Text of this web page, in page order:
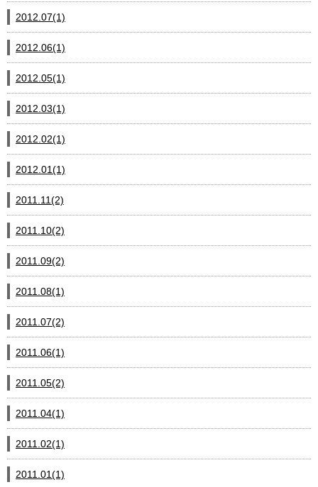
2012.07(1)
2012.06(1)
2012.05(1)
2012.03(1)
2012.02(1)
2012.01(1)
2011.11(2)
2011.10(2)
2011.09(2)
2011.08(1)
2011.07(2)
2011.06(1)
2011.05(2)
2011.04(1)
2011.02(1)
2011.01(1)